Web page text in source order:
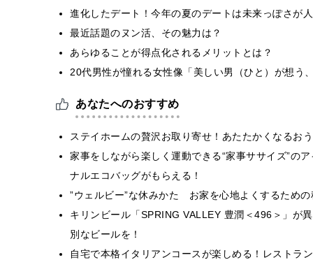
進化したデート！今年の夏のデートは未来っぽさが
最近話題のヌン活、その魅力は？
あらゆることが得点化されるメリットとは？
20代男性が憧れる女性像「美しい男（ひと）が想う
あなたへのおすすめ
ステイホームの贅沢お取り寄せ！あたたかくなるお
家事をしながら楽しく運動できる“家事ササイズ”の
ナルエコバッグがもらえる！
”ウェルビー”な休みかた お家を心地よくするための
キリンビール「SPRING VALLEY 豊潤＜496＞」が
別なビールを！
自宅で本格イタリアンコースが楽しめる！レストラ